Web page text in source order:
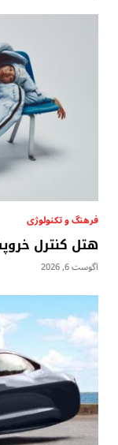
فرهنگ و تکنولوژی
هتل کنترل
آگوست 6, 2026